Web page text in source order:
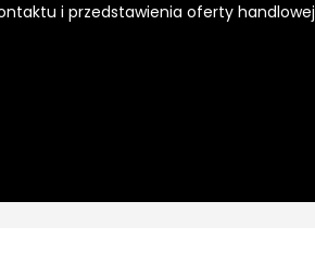
i przedstawienia oferty handlowej